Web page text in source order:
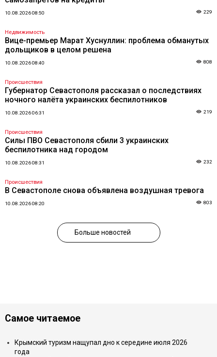
10.08.2026 08:50 229
Недвижимость
Вице-премьер Марат Хуснуллин: проблема обманутых
дольщиков в целом решена
10.08.2026 08:40 808
Происшествия
Губернатор Севастополя рассказал о последствиях
ночного налёта украинских беспилотников
10.08.2026 06:31 219
Происшествия
Силы ПВО Севастополя сбили 3 украинских
беспилотника над городом
10.08.2026 08:31 232
Происшествия
В Севастополе снова объявлена воздушная тревога
10.08.2026 08:20 803
Больше новостей
Самое читаемое
Крымский туризм нащупал дно к середине июля 2026
года